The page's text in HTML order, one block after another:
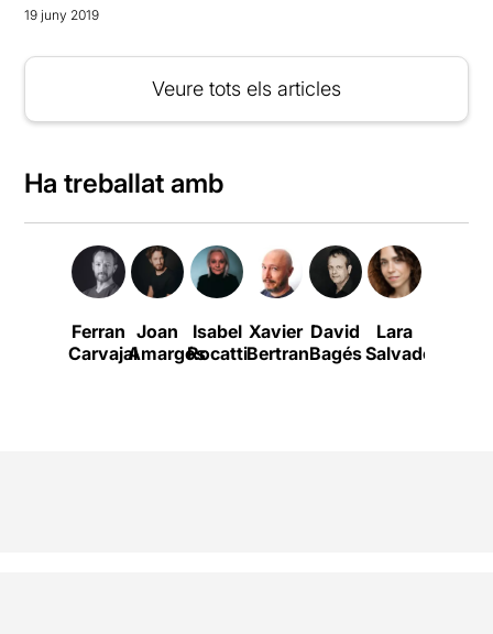
19 juny 2019
Veure tots els articles
Ha treballat amb
Ferran
Carvajal
Joan
Amargós
Isabel
Rocatti
Xavier
Bertran
David
Bagés
Lara
SalvadorPujades